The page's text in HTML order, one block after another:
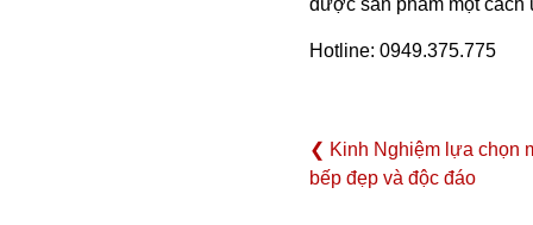
được sản phẩm một cách
Hotline: 0949.375.775
❮ Kinh Nghiệm lựa chọn
bếp đẹp và độc đáo